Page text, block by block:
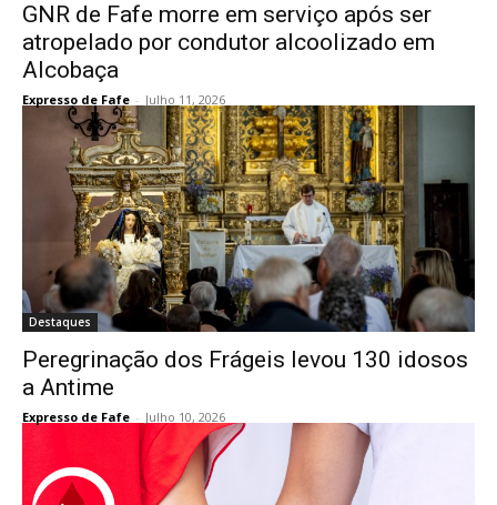
GNR de Fafe morre em serviço após ser
atropelado por condutor alcoolizado em
Alcobaça
Expresso de Fafe - Julho 11, 2026
Destaques
Peregrinação dos Frágeis levou 130 idosos
a Antime
Expresso de Fafe - Julho 10, 2026